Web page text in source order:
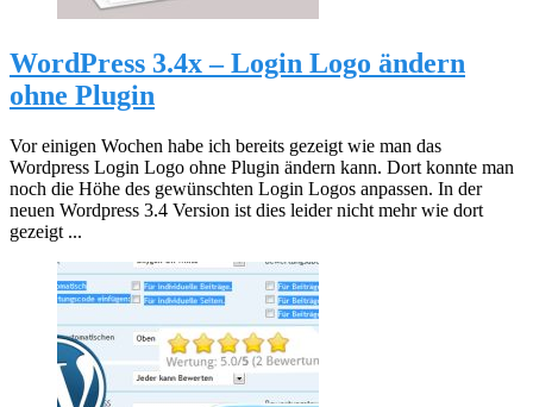
WordPress 3.4x – Login Logo ändern
ohne Plugin
Vor einigen Wochen habe ich bereits gezeigt wie man das
Wordpress Login Logo ohne Plugin ändern kann. Dort konnte man
noch die Höhe des gewünschten Login Logos anpassen. In der
neuen Wordpress 3.4 Version ist dies leider nicht mehr wie dort
gezeigt ...